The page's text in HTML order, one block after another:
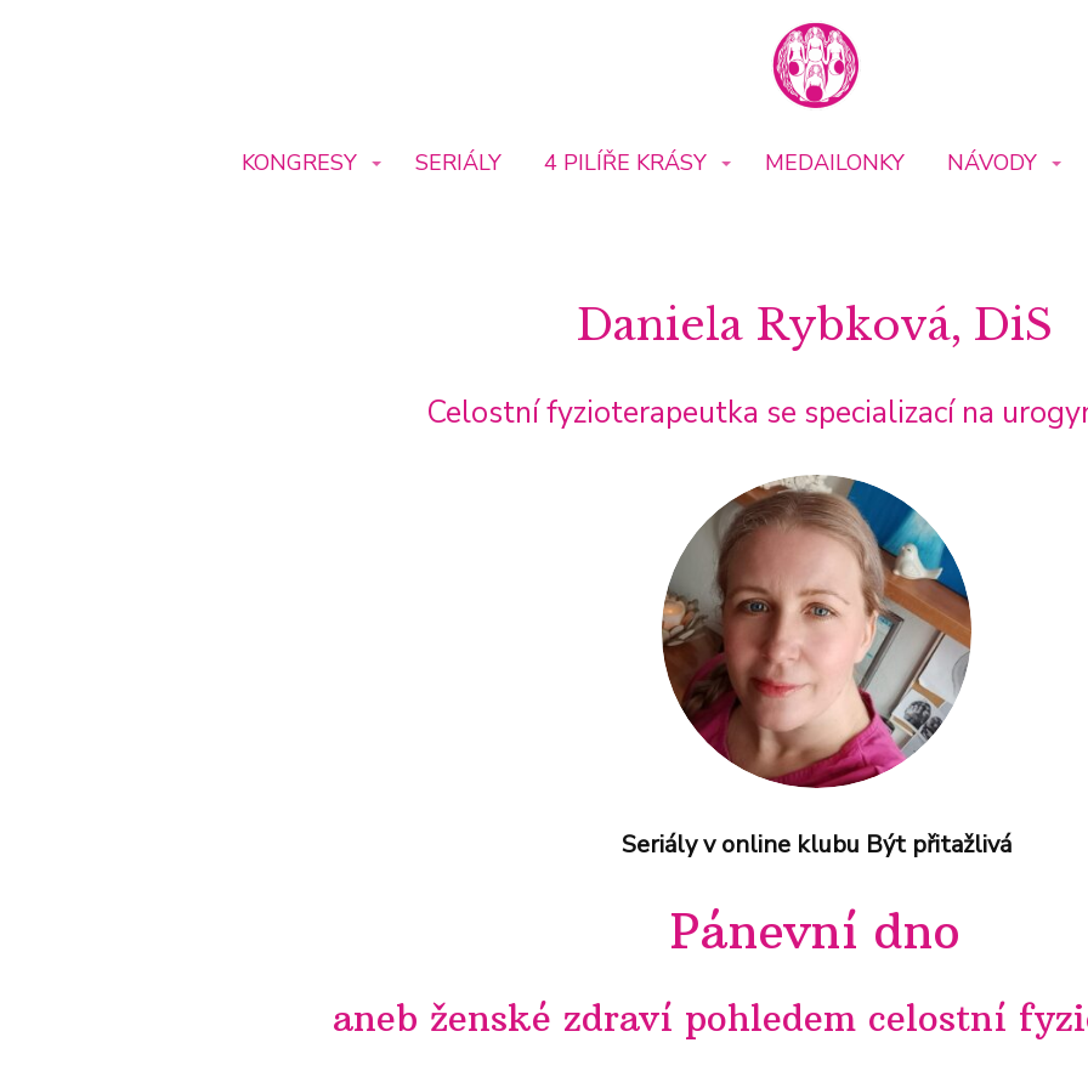
KONGRESY SERIÁLY 4 PILÍŘE KRÁSY MEDAILONKY NÁVODY
Daniela Rybková, DiS
Celostní fyzioterapeutka se specializací na
Seriály v online klubu Být přitažlivá
Pánevní dno
aneb ženské zdraví pohledem celostní